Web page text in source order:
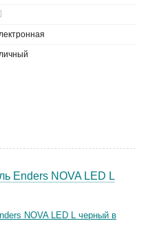
Enders NOVA LED L